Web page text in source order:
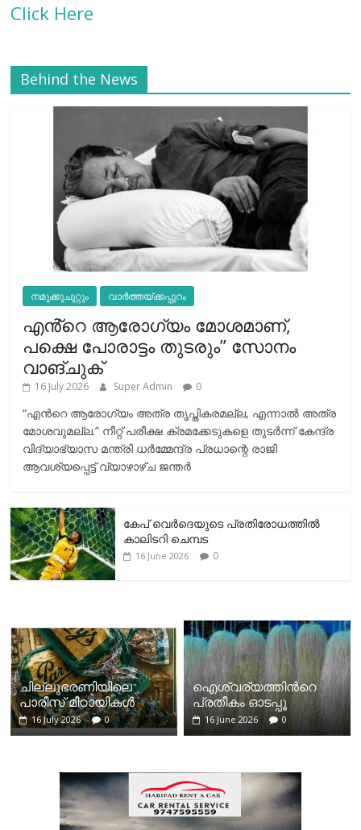
Click Here
Behind the News
നമുക്കുചുറ്റും വാർത്തയ്ക്കപ്പുറം
എൻ്റെ ആരോഗ്യം മോശമാണ്,
പക്ഷെ പോരാട്ടം തുടരും” സോനം
വാങ്ചുക്
16 July 2026 Super Admin 0
“എന്‍റെ ആരോഗ്യം അത്ര തൃപ്തികരമല്ല, എന്നാൽ അത്ര
മോശവുമല്ല.” നീറ്റ് പരീക്ഷ ക്രമക്കേടുകളെ തുടർന്ന് കേന്ദ്ര
വിദ്യാഭ്യാസ മന്ത്രി ധർമ്മേന്ദ്ര പ്രധാന്റെ രാജി
ആവശ്യപ്പെട്ട് വ്യാഴാഴ്ച ജന്തർ
കേപ് വെര്‍ദെയുടെ പ്രതിരോധത്തില്‍
കാലിടറി ചെമ്പട
16 June 2026 0
ചില്ലുഭരണിയിലെ
പാരീസ് മിഠായികള്‍
16 July 2026 0
ഐശ്വര്യത്തിന്‍റെ
പ്രതീകം ഓടപ്പൂ
16 June 2026 0